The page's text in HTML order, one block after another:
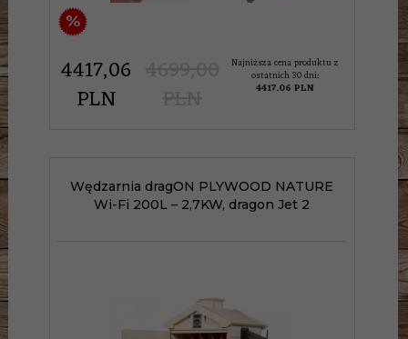
%
4417,06
PLN
Najniższa cena produktu z
ostatnich 30 dni:
4417.06 PLN
Wędzarnia dragON PLYWOOD NATURE
Wi-Fi 200L – 2,7KW, dragon Jet 2